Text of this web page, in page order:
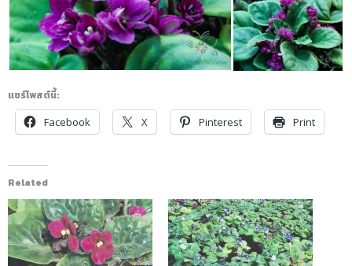
แชร์โพสต์นี้:
Facebook
X Pinterest Print
Related